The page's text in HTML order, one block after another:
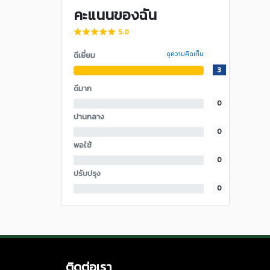
คะแนนของฉัน
5.0
ดีเยี่ยม ดูความคิดเห็น
3
ดีมาก
0
ปานกลาง
0
พอใช้
0
ปรับปรุง
0